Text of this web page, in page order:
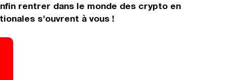
rentrer dans le monde des crypto en
s'ouvrent à vous !